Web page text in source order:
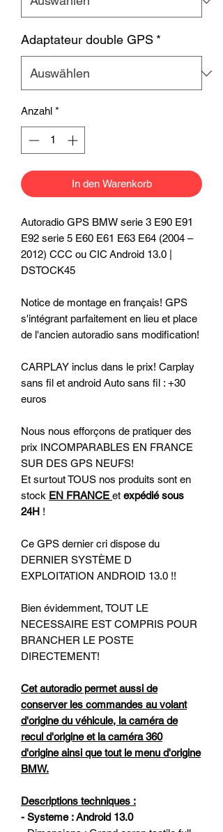
Adaptateur double GPS *
Anzahl *
In den Warenkorb
Autoradio GPS BMW serie 3 E90 E91
E92 serie 5 E60 E61 E63 E64 (2004 –
2012) CCC ou CIC Android 13.0 |
DSTOCK45
Notice de montage en français! GPS
s'intégrant parfaitement en lieu et place
de l'ancien autoradio sans modification!
CARPLAY inclus dans le prix! Carplay
sans fil et android Auto sans fil : +30
euros
Nous nous efforçons de pratiquer des
prix INCOMPARABLES EN FRANCE
SUR DES GPS NEUFS!
Et surtout TOUS nos produits sont en
stock EN FRANCE et expédié sous
24H !
Ce GPS dernier cri dispose du
DERNIER SYSTÈME D
EXPLOITATION ANDROID 13.0 !!
Bien évidemment, TOUT LE
NECESSAIRE EST COMPRIS POUR
BRANCHER LE POSTE
DIRECTEMENT!
Cet autoradio permet aussi de
conserver les commandes au volant
d'origine du véhicule, la caméra de
recul d'origine et la caméra 360
d'origine ainsi que tout le menu d'origine
BMW.
Descriptions techniques :
- Systeme : Android 13.0